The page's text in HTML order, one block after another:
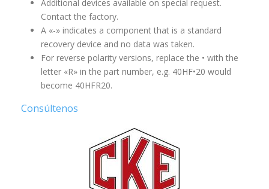
Additional devices available on special request.
Contact the factory.
A «-» indicates a component that is a standard
recovery device and no data was taken.
For reverse polarity versions, replace the • with the
letter «R» in the part number, e.g. 40HF•20 would
become 40HFR20.
Consúltenos